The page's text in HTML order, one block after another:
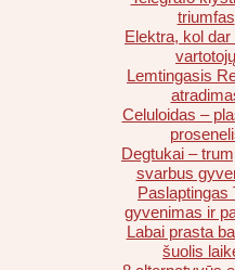
triumfas
Elektra, kol dar
vartotojų
Lemtingasis
Celuloidas –
Degtukai –
svarbus
Paslaptingas
gyvenimas ir
Labai prasta
šuolis